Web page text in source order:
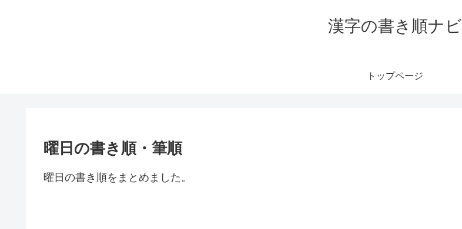
漢字の書き順ナビ
トップページ
曜日の書き順・筆順
曜日の書き順をまとめました。